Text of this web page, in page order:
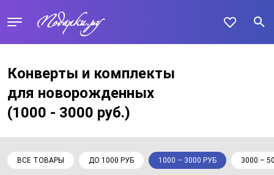
Конверты и комплекты
для новорожденных
(1000 - 3000 руб.)
ВСЕ ТОВАРЫ ДО 1000 РУБ 1000 – 3000 РУБ 3000 –